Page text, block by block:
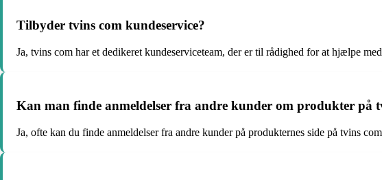
Tilbyder tvins com kundeservice?
Ja, tvins com har et dedikeret kundeserviceteam, der er til rådighed for at hjælpe
Kan man finde anmeldelser fra andre kunder om produkter på
Ja, ofte kan du finde anmeldelser fra andre kunder på produkternes side på tvins